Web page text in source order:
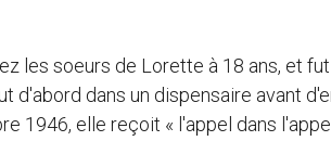
les soeurs de Lorette à 18 ans, et
d'abord dans un dispensaire avant
1946, elle reçoit « l'appel dans